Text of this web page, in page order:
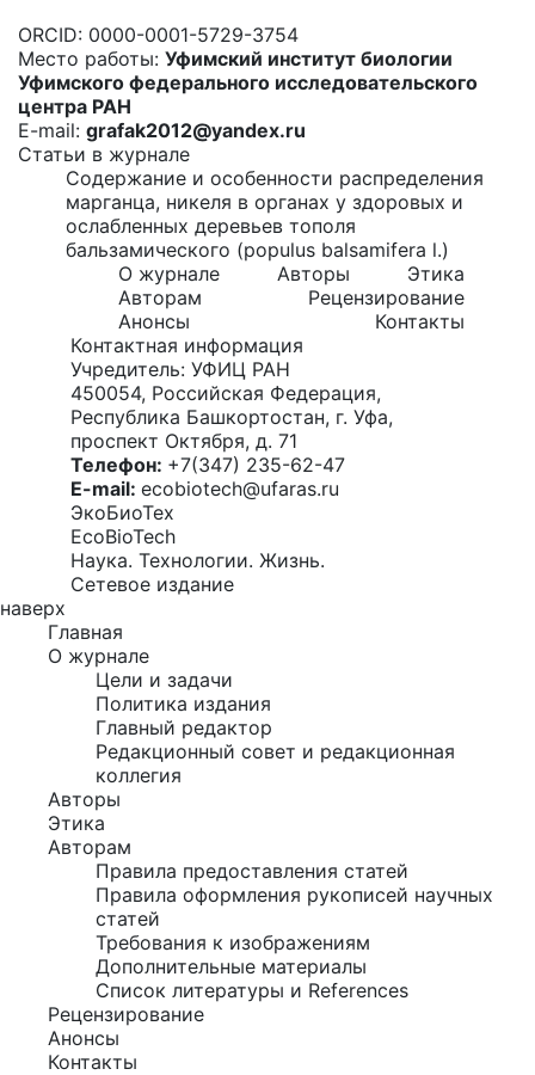
ORCID: 0000-0001-5729-3754
Место работы: Уфимский институт биологии
Уфимского федерального исследовательского
центра РАН
E-mail: grafak2012@yandex.ru
Статьи в журнале
Содержание и особенности распределения
марганца, никеля в органах у здоровых и
ослабленных деревьев тополя
бальзамического (populus balsamifera l.)
О журнале
Авторы
Этика
Авторам
Рецензирование
Анонсы
Контакты
ЭкоБиоТех
EcoBioTech
Наука. Технологии. Жизнь.
Сетевое издание
Контактная информация
Учредитель: УФИЦ РАН
450054, Российская Федерация,
Республика Башкортостан, г. Уфа,
проспект Октября, д. 71
Телефон: +7(347) 235-62-47
E-mail: ecobiotech@ufaras.ru
наверх
Главная
О журнале
Цели и задачи
Политика издания
Главный редактор
Редакционный совет и редакционная
коллегия
Авторы
Этика
Авторам
Правила предоставления статей
Правила оформления рукописей научных
статей
Требования к изображениям
Дополнительные материалы
Список литературы и References
Рецензирование
Анонсы
Контакты